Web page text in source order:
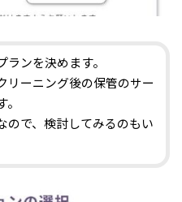
ランを決めます。
リーニング後の保管のサー
ので、検討してみるのもい